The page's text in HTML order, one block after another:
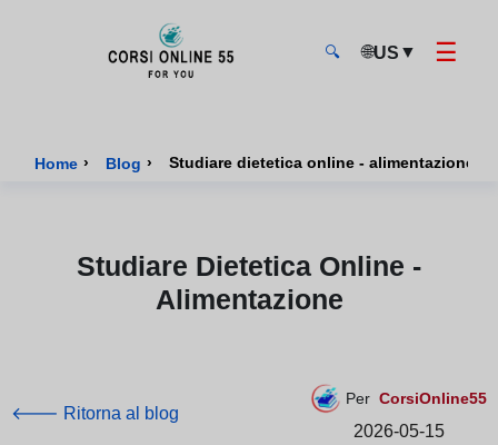
🔍 🌐US ▼ ☰
Home › Blog › Studiare dietetica online - alimentazione
Studiare Dietetica Online -
Alimentazione
🡐 Ritorna al blog
Per CorsiOnline55
2026-05-15